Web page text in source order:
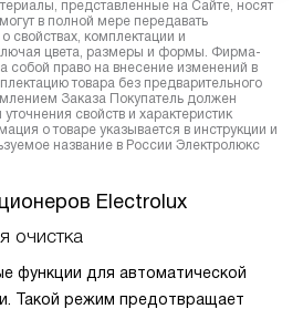
представленные на Сайте, носят
в полной мере передавать
комплектации и
цвета, размеры и формы. Фирма-
собой право на внесение изменений в
товара без предварительного
Заказа Покупатель должен
свойств и характеристик
о товаре указывается в инструкции и
название в России Электролюкс
Electrolux
очистка
функции для автоматической
Такой режим предотвращает